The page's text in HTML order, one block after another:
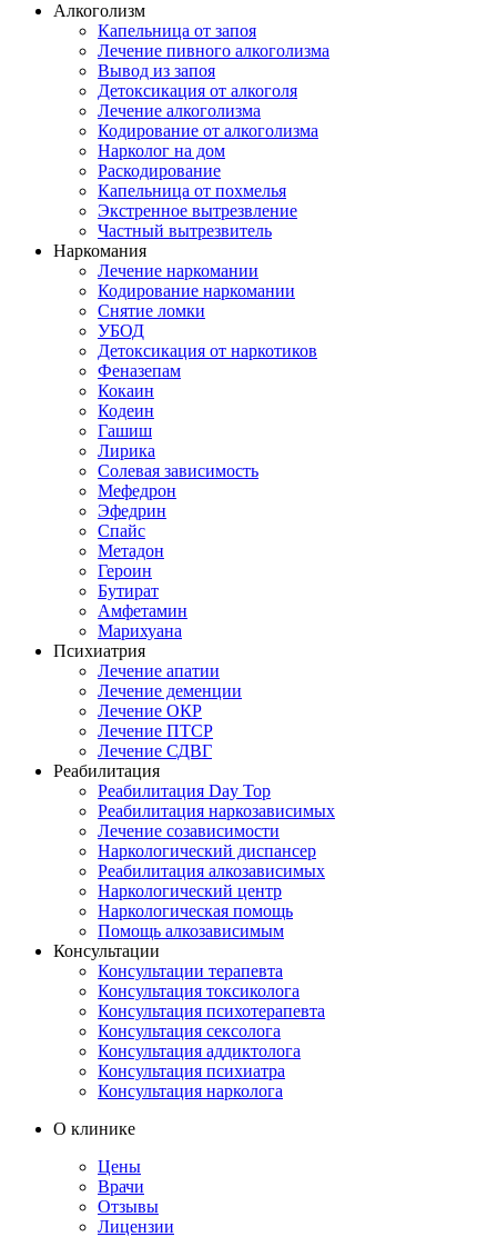
Алкоголизм
Капельница от запоя
Лечение пивного алкоголизма
Вывод из запоя
Детоксикация от алкоголя
Лечение алкоголизма
Кодирование от алкоголизма
Нарколог на дом
Раскодирование
Капельница от похмелья
Экстренное вытрезвление
Частный вытрезвитель
Наркомания
Лечение наркомании
Кодирование наркомании
Снятие ломки
УБОД
Детоксикация от наркотиков
Феназепам
Кокаин
Кодеин
Гашиш
Лирика
Солевая зависимость
Мефедрон
Эфедрин
Спайс
Метадон
Героин
Бутират
Амфетамин
Марихуана
Психиатрия
Лечение апатии
Лечение деменции
Лечение ОКР
Лечение ПТСР
Лечение СДВГ
Реабилитация
Реабилитация Day Top
Реабилитация наркозависимых
Лечение созависимости
Наркологический диспансер
Реабилитация алкозависимых
Наркологический центр
Наркологическая помощь
Помощь алкозависимым
Консультации
Консультации терапевта
Консультация токсиколога
Консультация психотерапевта
Консультация сексолога
Консультация аддиктолога
Консультация психиатра
Консультация нарколога
О клинике
Цены
Врачи
Отзывы
Лицензии